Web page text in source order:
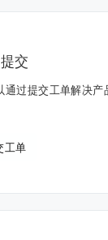
交
通过提交工单解决
工单